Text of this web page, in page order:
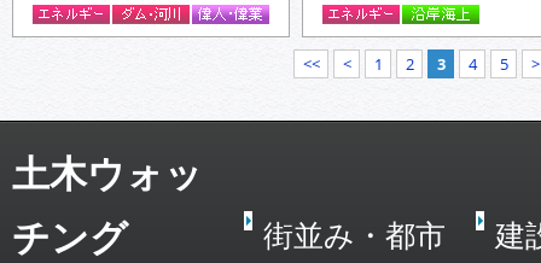
<< < 1 2 3 4 5 >
土木ウォッ
チング
街並み・都市
建